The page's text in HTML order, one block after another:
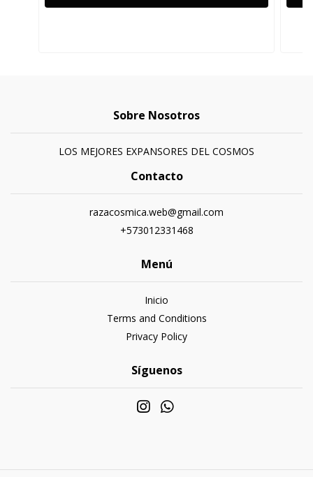
Sobre Nosotros
LOS MEJORES EXPANSORES DEL COSMOS
Contacto
razacosmica.web@gmail.com
+573012331468
Menú
Inicio
Terms and Conditions
Privacy Policy
Síguenos